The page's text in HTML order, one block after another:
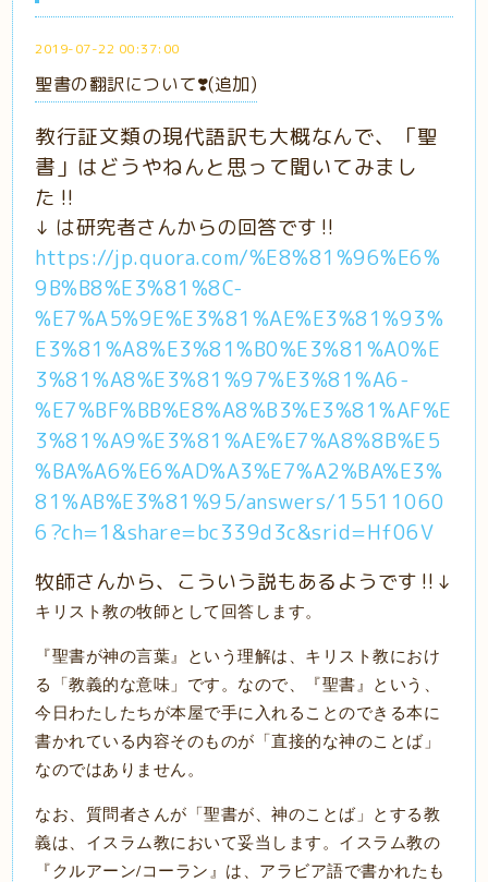
2019-07-22 00:37:00
聖書の翻訳について❣️(追加)
教行証文類の現代語訳も大概なんで、「聖
書」はどうやねんと思って聞いてみまし
た‼️
↓ は研究者さんからの回答です‼️
https://jp.quora.com/%E8%81%96%E6%
9B%B8%E3%81%8C-
%E7%A5%9E%E3%81%AE%E3%81%93%
E3%81%A8%E3%81%B0%E3%81%A0%E
3%81%A8%E3%81%97%E3%81%A6-
%E7%BF%BB%E8%A8%B3%E3%81%AF%E
3%81%A9%E3%81%AE%E7%A8%8B%E5
%BA%A6%E6%AD%A3%E7%A2%BA%E3%
81%AB%E3%81%95/answers/15511060
6?ch=1&share=bc339d3c&srid=Hf06V
牧師さんから、こういう説もあるようです‼️↓
キリスト教の牧師として回答します。
『聖書が神の言葉』という理解は、キリスト教におけ
る「教義的な意味」です。なので、『聖書』という、
今日わたしたちが本屋で手に入れることのできる本に
書かれている内容そのものが「直接的な神のことば」
なのではありません。
なお、質問者さんが「聖書が、神のことば」とする教
義は、イスラム教において妥当します。イスラム教の
『クルアーン/コーラン』は、アラビア語で書かれたも